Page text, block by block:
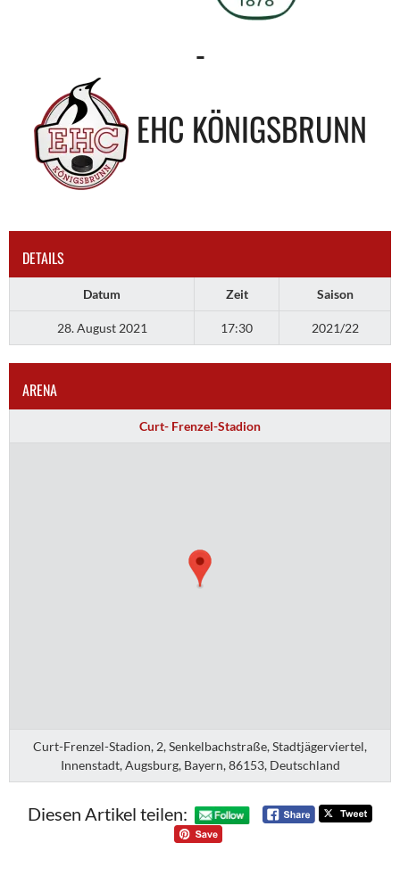
-
EHC KÖNIGSBRUNN
DETAILS
Datum Zeit Saison
28. August 2021 17:30 2021/22
ARENA
Curt- Frenzel-Stadion
Curt-Frenzel-Stadion, 2, Senkelbachstraße, Stadtjägerviertel,
Innenstadt, Augsburg, Bayern, 86153, Deutschland
Diesen Artikel teilen: